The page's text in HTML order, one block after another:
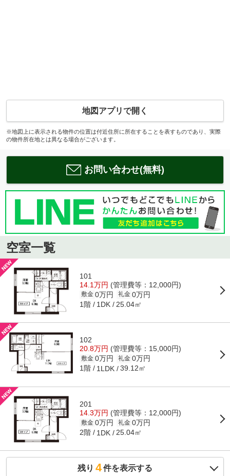
地図アプリで開く
※地図上に表示される物件の位置は付近住所に所在することを表すものであり、実際
の物件所在地とは異なる場合がございます。
お問い合わせ(無料)
空室一覧
101
14.1万円 (管理費等：12,000円)
敷金 0万円 礼金 0万円
1階 1DK 25.04㎡
102
20.8万円 (管理費等：15,000円)
敷金 0万円 礼金 0万円
1階 1LDK 39.12㎡
201
14.3万円 (管理費等：12,000円)
敷金 0万円 礼金 0万円
2階 1DK 25.04㎡
残り 4件を表示する